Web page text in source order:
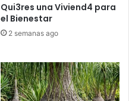
Qui3res una Viviend4 para
el Bienestar
2 semanas ago